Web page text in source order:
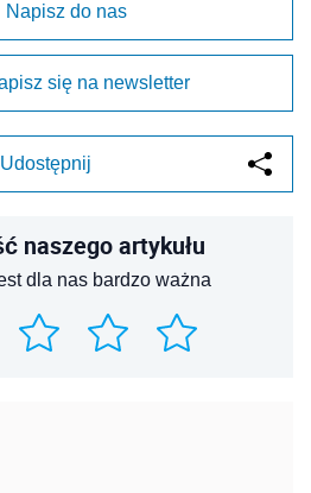
Napisz do nas
się na newsletter
Udostępnij
naszego artykułu
dla nas bardzo ważna